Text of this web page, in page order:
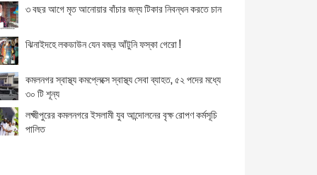
৩ বছর আগে মৃত আনোয়ার বাঁচার জন্য টিকার নিবন্ধন করতে চান
ঝিনাইদহে লকডাউন যেন বজ্র আঁটুনি ফস্কা গেরো !
কমলনগর স্বাস্থ্য কমপ্লেক্সে স্বাস্থ্য সেবা ব্যাহত, ৫২ পদের মধ্যে
৩০ টি শূন্য
লক্ষ্মীপুরের কমলনগরে ইসলামী যুব আন্দোলনের বৃক্ষ রোপণ কর্মসূচি
পালিত